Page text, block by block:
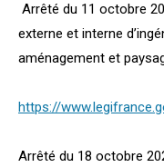
Arrêté du 11 octobre
externe et interne
aménagement et
https://
Arrêté du 18 octobre